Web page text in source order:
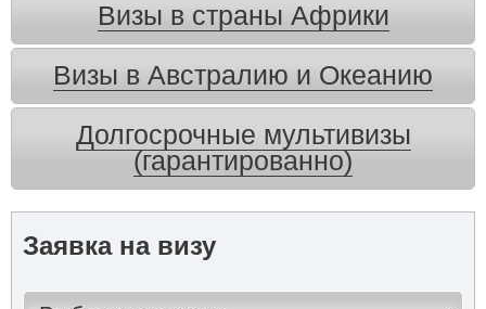
Визы в страны Африки
Визы в Австралию и Океанию
Долгосрочные мультивизы
(гарантированно)
Заявка на визу